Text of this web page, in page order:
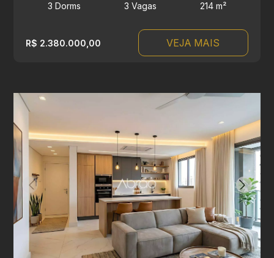
3 Dorms 3 Vagas 214 m²
R$ 2.380.000,00 VEJA MAIS